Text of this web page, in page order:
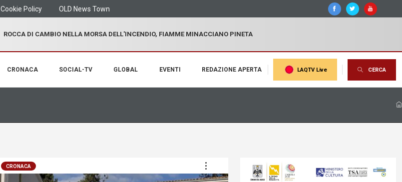
Cookie Policy OLD News Town
ROCCA DI CAMBIO NELLA MORSA DELL'INCENDIO, FIAMME MINACCIANO PINETA
CRONACA SOCIAL-TV GLOBAL EVENTI REDAZIONE APERTA LAQTV Live CERCA
CRONACA